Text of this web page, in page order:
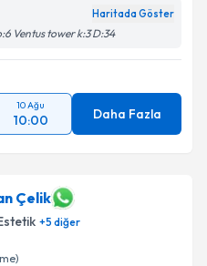
Haritada Göster
Ventus tower k:3 D:34
10 Ağu
10:00 Daha Fazla
Çelik
+5 diğer